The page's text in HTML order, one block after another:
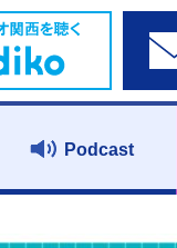
Podcast